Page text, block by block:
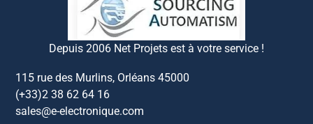
Depuis 2006 Net Projets est à votre service !
115 rue des Murlins, Orléans 45000
(+33)2 38 62 64 16
sales@e-electronique.com